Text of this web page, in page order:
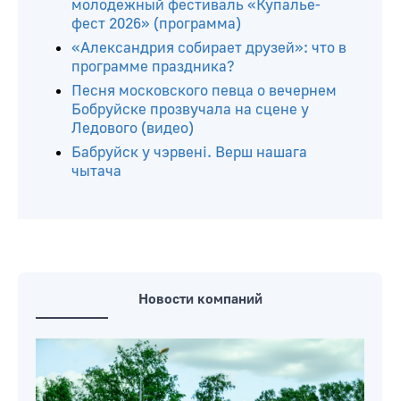
молодежный фестиваль «Купалье-
фест 2026» (программа)
«Александрия собирает друзей»: что в
программе праздника?
Песня московского певца о вечернем
Бобруйске прозвучала на сцене у
Ледового (видео)
Бабруйск у чэрвені. Верш нашага
чытача
Новости компаний